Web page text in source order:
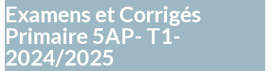
Examens et Corrigés
Primaire 5AP- T1-
2024/2025